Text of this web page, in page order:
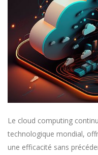
Le cloud computing
technologique mondial,
une efficacité sans